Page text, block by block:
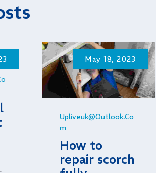
May 18, 2023
Upliveuk@outlook.co
M
How to
repair scorch